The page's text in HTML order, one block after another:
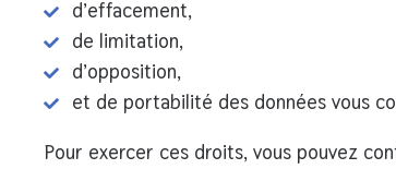
d’effacement,
de limitation,
d’opposition,
et de portabilité des données vous
Pour exercer ces droits, vous pouvez